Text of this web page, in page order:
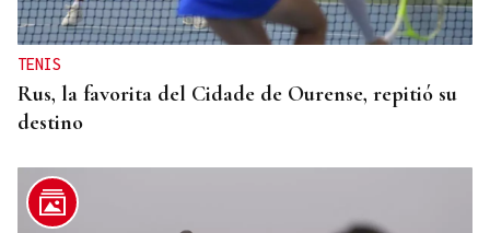
TENIS
Rus, la favorita del Cidade de Ourense, repitió su
destino